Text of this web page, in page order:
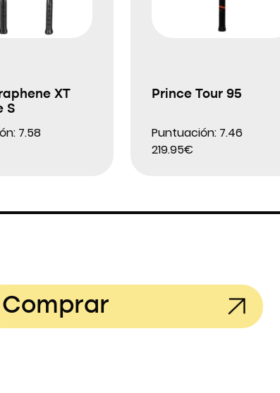
XT
S
7.58
Prince Tour 95
Puntuación: 7.46
219.95€
Comprar